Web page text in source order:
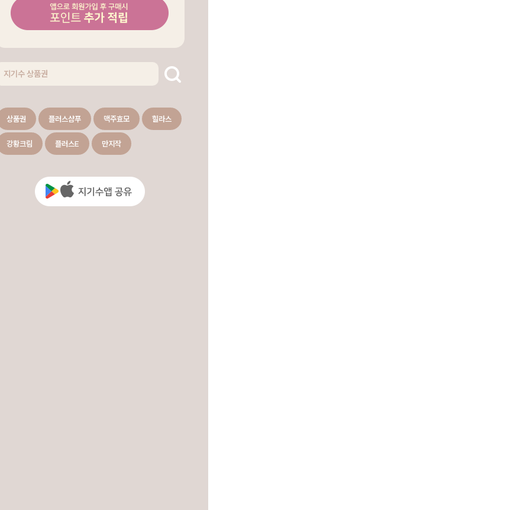
상품권 플러스샴푸 맥주효모 힐라스
강황크림 플러스E 만지작